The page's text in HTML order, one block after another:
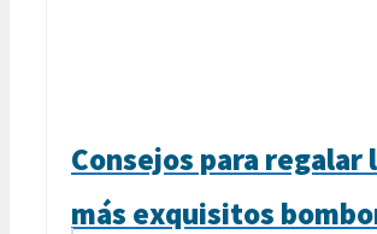
Consejos para regalar
más exquisitos